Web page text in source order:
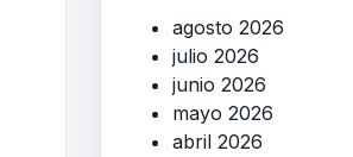
agosto 2026
julio 2026
junio 2026
mayo 2026
abril 2026